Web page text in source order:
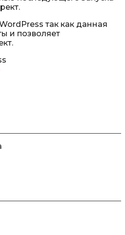
так как данная
и позволяет